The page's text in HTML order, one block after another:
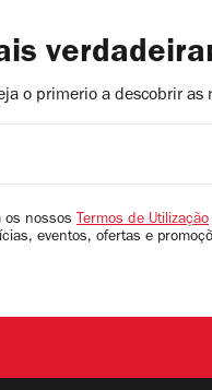
o primerio a descobrir
os nossos Termos de Utilização
eventos, ofertas e